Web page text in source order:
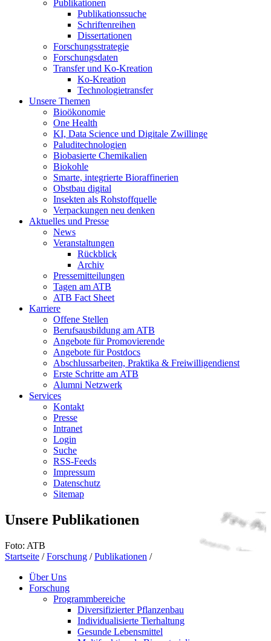
Publikationen
Publikationssuche
Schriftenreihen
Dissertationen
Forschungsstrategie
Forschungsdaten
Transfer und Ko-Kreation
Ko-Kreation
Technologietransfer
Unsere Themen
Bioökonomie
One Health
KI, Data Science und Digitale Zwillinge
Paluditechnologien
Biobasierte Chemikalien
Biokohle
Smarte, integrierte Bioraffinerien
Obstbau digital
Insekten als Rohstoffquelle
Verpackungen neu denken
Aktuelles und Presse
News
Veranstaltungen
Rückblick
Archiv
Pressemitteilungen
Tagen am ATB
ATB Fact Sheet
Karriere
Offene Stellen
Berufsausbildung am ATB
Angebote für Promovierende
Angebote für Postdocs
Abschlussarbeiten, Praktika & Freiwilligendienst
Erste Schritte am ATB
Alumni Netzwerk
Services
Kontakt
Presse
Intranet
Login
Suche
RSS-Feeds
Impressum
Datenschutz
Sitemap
Unsere Publikationen
Foto: ATB
Startseite / Forschung / Publikationen /
Über Uns
Forschung
Programmbereiche
Diversifizierter Pflanzenbau
Individualisierte Tierhaltung
Gesunde Lebensmittel